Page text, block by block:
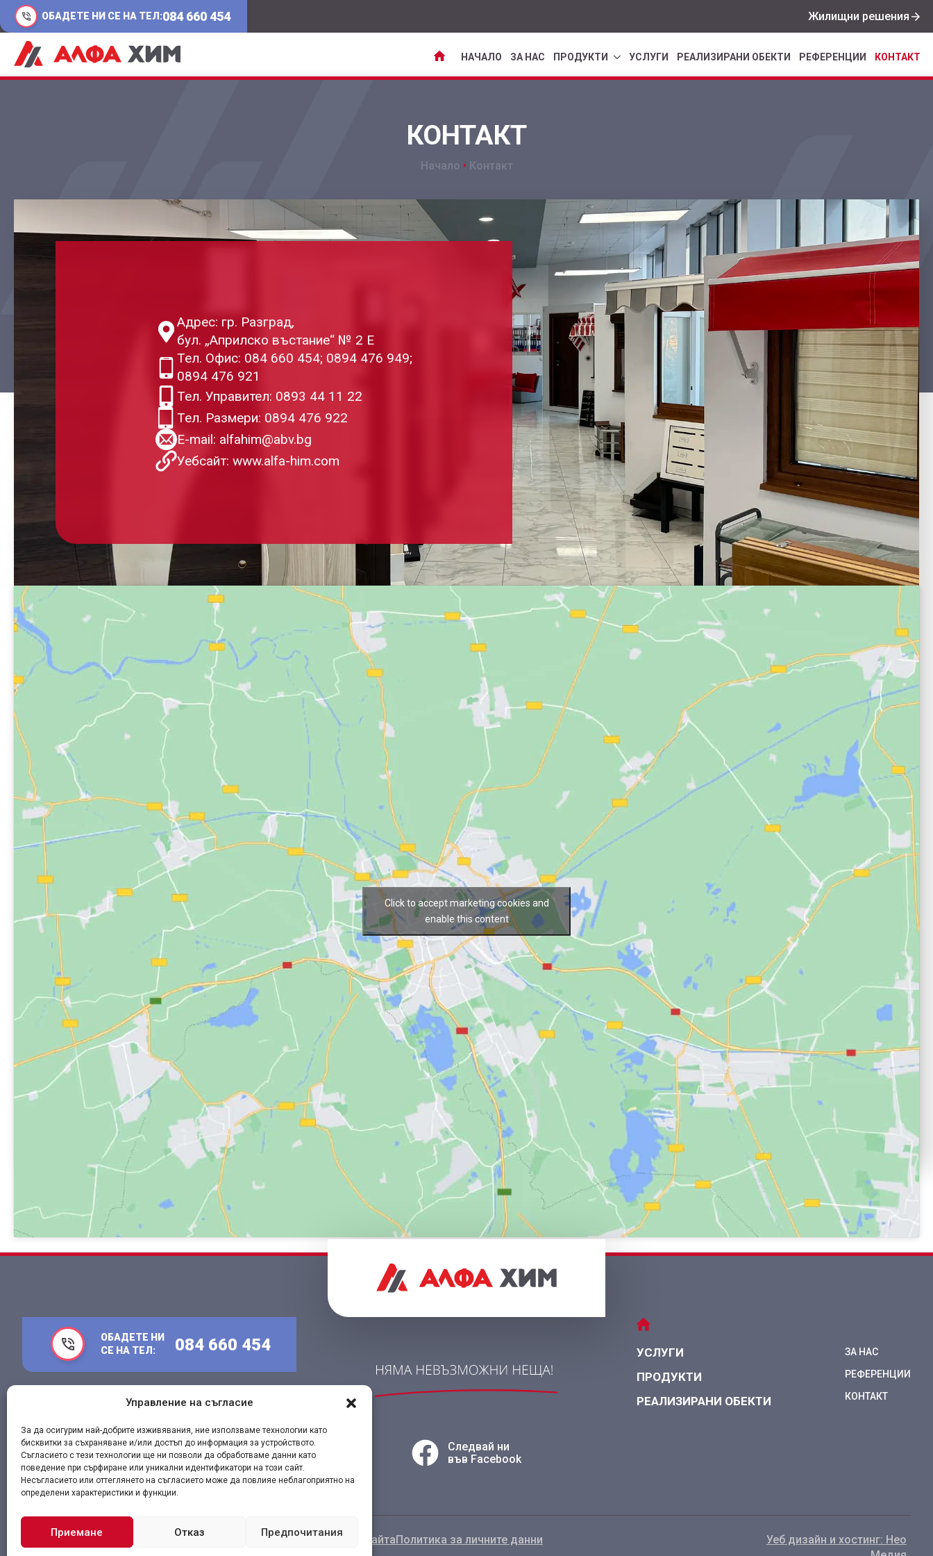
Управление на съгласие
За да осигурим най-добрите изживявания, ние използваме технологии като
бисквитки за съхраняване и/или достъп до информация за устройството.
Съгласието с тези технологии ще ни позволи да обработваме данни като
поведение при сърфиране или уникални идентификатори на този сайт.
Несъгласието или оттеглянето на съгласието може да повлияе неблагоприятно на
определени характеристики и функции.
Приемане Отказ Предпочитания
НАЧАЛО ЗА НАС ПРОДУКТИ УСЛУГИ РЕАЛИЗИРАНИ ОБЕКТИ РЕФЕРЕНЦИИ КОНТАКТ
Жилищни решения
ОБАДЕТЕ НИ СЕ НА ТЕЛ:084 660 454
КОНТАКТ
Начало • Контакт
Адрес: гр. Разград,
бул. „Априлско въстание“ № 2 Е
Тел. Офис: 084 660 454; 0894 476 949;
0894 476 921
Тел. Управител: 0893 44 11 22
Тел. Размери: 0894 476 922
E-mail: alfahim@abv.bg
Уебсайт: www.alfa-him.com
Click to accept marketing cookies and
enable this content
ОБАДЕТЕ НИ
СЕ НА ТЕЛ:
084 660 454
гр. Разград, бул. Априлско въстание 2Е
Следвай ни
във Facebook
УСЛУГИ
ПРОДУКТИ
РЕАЛИЗИРАНИ ОБЕКТИ
ЗА НАС
РЕФЕРЕНЦИИ
КОНТАКТ
Алфа-Хим ЕООД Всички права запазени Условия за ползване на сайтаПолитика за личните данни
Уеб дизайн и хостинг: Нео